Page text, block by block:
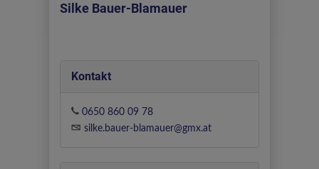
Silke Bauer-Blamauer
Kontakt
0650 860 09 78
silke.bauer-blamauer@gmx.at